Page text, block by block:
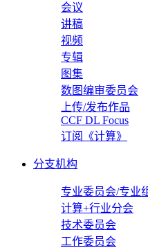
会议
讲稿
视频
专辑
图集
数图编审委员会
上传/发布作品
CCF DL Focus
订阅《计算》
分支机构
专业委员会/专业
计算+行业分会
技术委员会
工作委员会